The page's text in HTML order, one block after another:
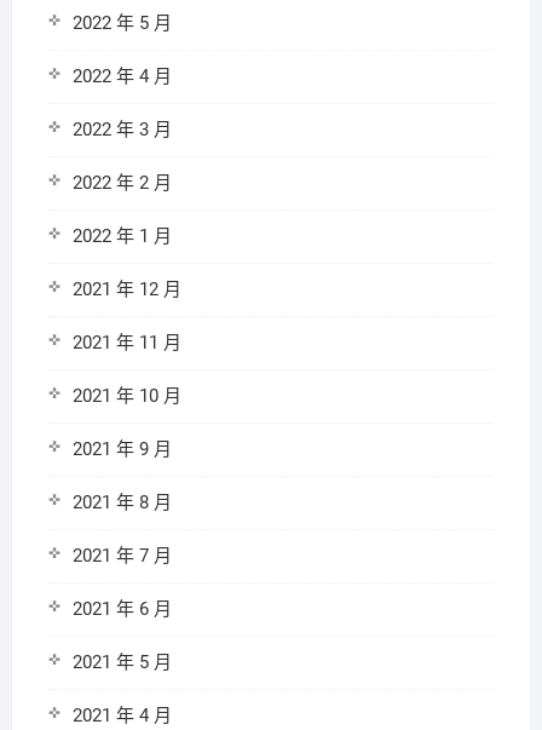
2022 年 5 月
2022 年 4 月
2022 年 3 月
2022 年 2 月
2022 年 1 月
2021 年 12 月
2021 年 11 月
2021 年 10 月
2021 年 9 月
2021 年 8 月
2021 年 7 月
2021 年 6 月
2021 年 5 月
2021 年 4 月